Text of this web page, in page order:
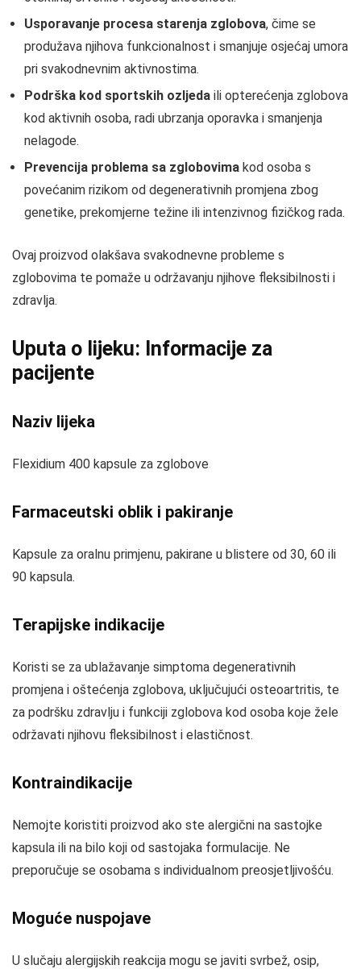
Usporavanje procesa starenja zglobova, čime se
produžava njihova funkcionalnost i smanjuje osjećaj umora
pri svakodnevnim aktivnostima.
Podrška kod sportskih ozljeda ili opterećenja zglobova
kod aktivnih osoba, radi ubrzanja oporavka i smanjenja
nelagode.
Prevencija problema sa zglobovima kod osoba s
povećanim rizikom od degenerativnih promjena zbog
genetike, prekomjerne težine ili intenzivnog fizičkog rada.
Ovaj proizvod olakšava svakodnevne probleme s
zglobovima te pomaže u održavanju njihove fleksibilnosti i
zdravlja.
Uputa o lijeku: Informacije za
pacijente
Naziv lijeka
Flexidium 400 kapsule za zglobove
Farmaceutski oblik i pakiranje
Kapsule za oralnu primjenu, pakirane u blistere od 30, 60 ili
90 kapsula.
Terapijske indikacije
Koristi se za ublažavanje simptoma degenerativnih
promjena i oštećenja zglobova, uključujući osteoartritis, te
za podršku zdravlju i funkciji zglobova kod osoba koje žele
održavati njihovu fleksibilnost i elastičnost.
Kontraindikacije
Nemojte koristiti proizvod ako ste alergični na sastojke
kapsula ili na bilo koji od sastojaka formulacije. Ne
preporučuje se osobama s individualnom preosjetljivošću.
Moguće nuspojave
U slučaju alergijskih reakcija mogu se javiti svrbež, osip,